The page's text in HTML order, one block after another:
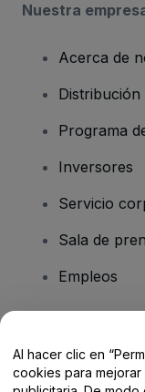
Nuestra
Acerca de
Distribución
Programa
Inversores
Servicio
Sala de
Empleos
Centro de
Al hacer clic en
cookies para